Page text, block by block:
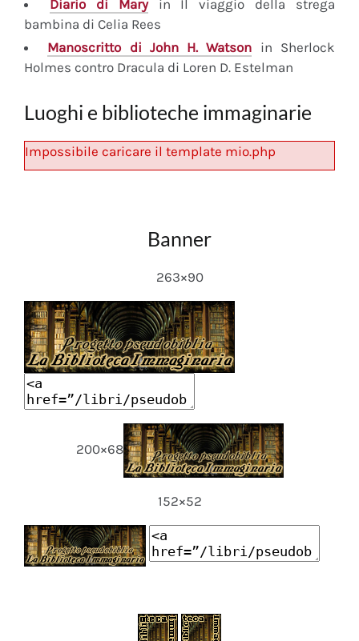
Diariodi Maryin Il viaggio della strega
bambina di Celia Rees
Manoscritto di John H. Watson in Sherlock
Holmes contro Dracula di Loren D. Estelman
Luoghi e biblioteche immaginarie
Impossibile caricare il template mio.php
Banner
263×90
200×68
152×52